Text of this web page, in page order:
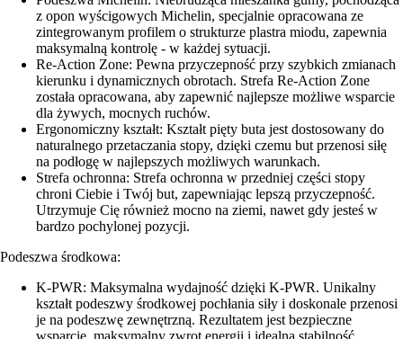
z opon wyścigowych Michelin, specjalnie opracowana ze
zintegrowanym profilem o strukturze plastra miodu, zapewnia
maksymalną kontrolę - w każdej sytuacji.
Re-Action Zone: Pewna przyczepność przy szybkich zmianach
kierunku i dynamicznych obrotach. Strefa Re-Action Zone
została opracowana, aby zapewnić najlepsze możliwe wsparcie
dla żywych, mocnych ruchów.
Ergonomiczny kształt: Kształt pięty buta jest dostosowany do
naturalnego przetaczania stopy, dzięki czemu but przenosi siłę
na podłogę w najlepszych możliwych warunkach.
Strefa ochronna: Strefa ochronna w przedniej części stopy
chroni Ciebie i Twój but, zapewniając lepszą przyczepność.
Utrzymuje Cię również mocno na ziemi, nawet gdy jesteś w
bardzo pochylonej pozycji.
Podeszwa środkowa:
K-PWR: Maksymalna wydajność dzięki K-PWR. Unikalny
kształt podeszwy środkowej pochłania siły i doskonale przenosi
je na podeszwę zewnętrzną. Rezultatem jest bezpieczne